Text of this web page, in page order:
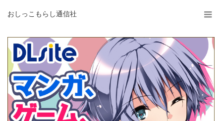
おしっこもらし通信社